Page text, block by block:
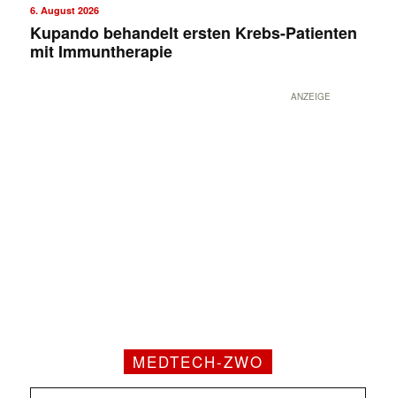
6. August 2026
Kupando behandelt ersten Krebs-Patienten
mit Immuntherapie
ANZEIGE
MEDTECH-ZWO